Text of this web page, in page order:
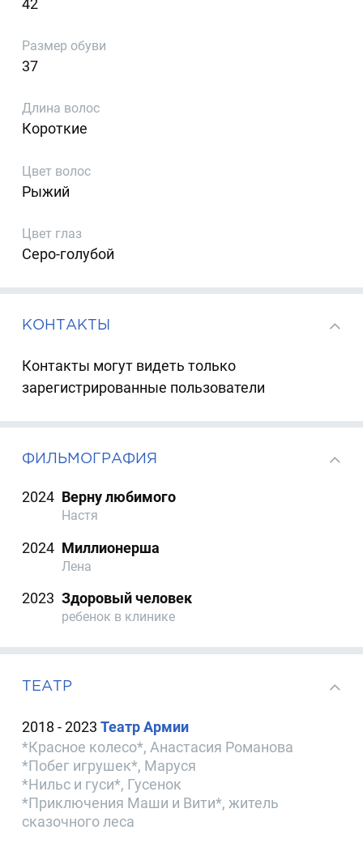
42
Размер обуви
37
Длина волос
Короткие
Цвет волос
Рыжий
Цвет глаз
Серо-голубой
КОНТАКТЫ
Контакты могут видеть только
зарегистрированные пользователи
ФИЛЬМОГРАФИЯ
2024 Верну любимого
Настя
2024 Миллионерша
Лена
2023 Здоровый человек
ребенок в клинике
ТЕАТР
2018 - 2023Театр Армии
*Красное колесо*, Анастасия Романова
*Побег игрушек*, Маруся
*Нильс и гуси*, Гусенок
*Приключения Маши и Вити*, житель
сказочного леса